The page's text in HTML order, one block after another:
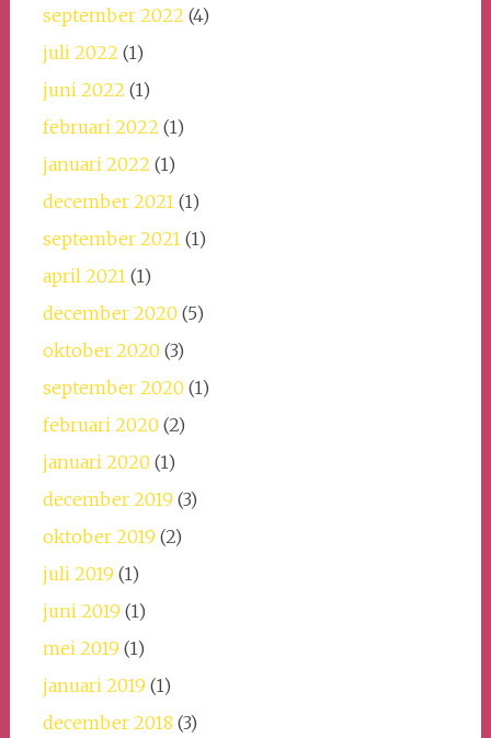
september 2022 (4)
juli 2022 (1)
juni 2022 (1)
februari 2022 (1)
januari 2022 (1)
december 2021 (1)
september 2021 (1)
april 2021 (1)
december 2020 (5)
oktober 2020 (3)
september 2020 (1)
februari 2020 (2)
januari 2020 (1)
december 2019 (3)
oktober 2019 (2)
juli 2019 (1)
juni 2019 (1)
mei 2019 (1)
januari 2019 (1)
december 2018 (3)